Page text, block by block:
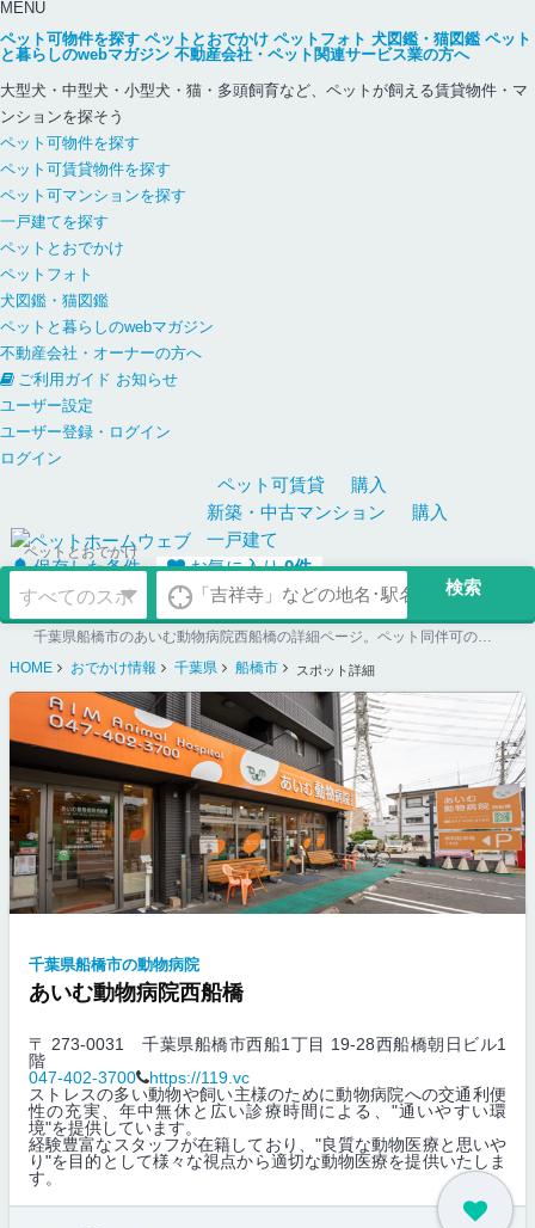
MENU
ペット可物件を探す ペットとおでかけ ペットフォト 犬図鑑・猫図鑑 ペット
と暮らしのwebマガジン 不動産会社・ペット関連サービス業の方へ
大型犬・中型犬・小型犬・猫・多頭飼育など、ペットが飼える賃貸物件・マ
ンションを探そう
ペット可物件を探す
ペット可賃貸物件を探す
ペット可マンションを探す
一戸建てを探す
ペットとおでかけ
ペットフォト
犬図鑑・猫図鑑
ペットと暮らしのwebマガジン
不動産会社・オーナーの方へ
ご利用ガイド お知らせ
ユーザー設定
ユーザー登録・ログイン
ログイン
ペット可賃貸
購入
新築・中古マンション
購入
一戸建て
保存した条件
お気に入り0件
ペットとおでかけ
千葉県船橋市のあいむ動物病院西船橋の詳細ページ。ペット同伴可のお店探しならペットホームウェブ。ペット可賃貸のお部屋探し、ペット可マンション購入のご検討時にもご利用ください。
HOME
おでかけ情報 千葉県 船橋市 スポット詳細
千葉県船橋市の動物病院
あいむ動物病院西船橋
〒 273-0031
千葉県船橋市西船1丁目 19-28西船橋朝日ビル1
階
047-402-3700
https://119.vc
ストレスの多い動物や飼い主様のために動物病院への交通利便
性の充実、年中無休と広い診療時間による、"通いやすい環
境"を提供しています。
経験豊富なスタッフが在籍しており、"良質な動物医療と思いや
り"を目的として様々な視点から適切な動物医療を提供いたしま
す。